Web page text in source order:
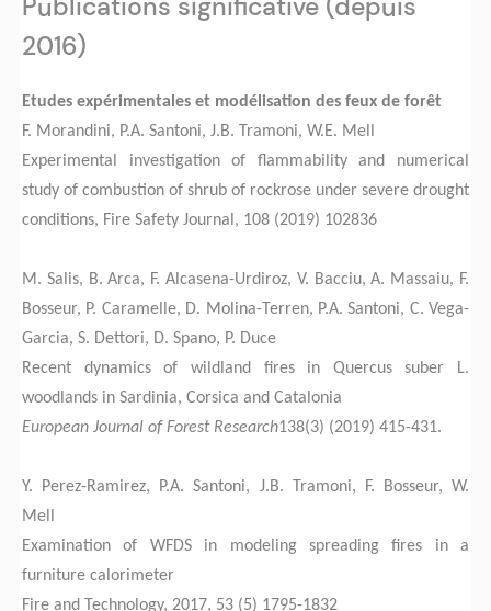
2016)
Etudes expérimentales et modélisation des feux de forêt
F. Morandini, P.A. Santoni, J.B. Tramoni, W.E. Mell
Experimental investigation of flammability and numerical
study of combustion of shrub of rockrose under severe drought
conditions, Fire Safety Journal, 108 (2019) 102836
M. Salis, B. Arca, F. Alcasena-Urdiroz, V. Bacciu, A. Massaiu, F.
Bosseur, P. Caramelle, D. Molina-Terren, P.A. Santoni, C. Vega-
Garcia, S. Dettori, D. Spano, P. Duce
Recent dynamics of wildland fires in Quercus suber L.
woodlands in Sardinia, Corsica and Catalonia
European Journal of Forest Research138(3) (2019) 415-431.
Y. Perez-Ramirez, P.A. Santoni, J.B. Tramoni, F. Bosseur, W.
Mell
Examination of WFDS in modeling spreading fires in a
furniture calorimeter
Fire and Technology, 2017, 53 (5) 1795-1832